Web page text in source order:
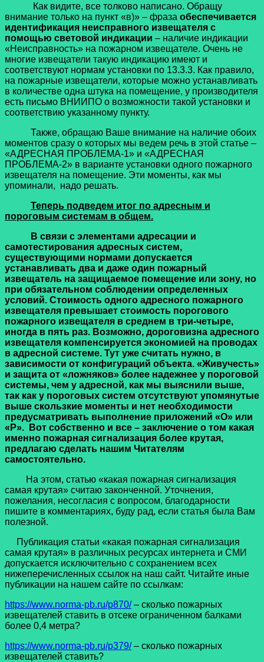
Как видите, все толково написано. Обращу
внимание только на пункт «в)» – фраза обеспечивается
идентификация неисправного извещателя с
помощью световой индикации – наличие индикации
«Неисправность» на пожарном извещателе. Очень не
многие извещатели такую индикацию имеют и
соответствуют нормам установки по 13.3.3. Как правило,
на пожарные извещатели, которые можно устанавливать
в количестве одна штука на помещение, у производителя
есть письмо ВНИИПО о возможности такой установки и
соответствию указанному пункту.
Также, обращаю Ваше внимание на наличие обоих
моментов сразу о которых мы ведем речь в этой статье –
«АДРЕСНАЯ ПРОБЛЕМА-1» и «АДРЕСНАЯ
ПРОБЛЕМА-2» в варианте установки одного пожарного
извещателя на помещение. Эти моменты, как мы
упоминали, надо решать.
Теперь подведем итог по адресным и
пороговым системам в общем.
В связи с элементами адресации и
самотестирования адресных систем,
существующими нормами допускается
устанавливать два и даже один пожарный
извещатель на защищаемое помещение или зону, но
при обязательном соблюдении определенных
условий. Стоимость одного адресного пожарного
извещателя превышает стоимость порогового
пожарного извещателя в среднем в три-четыре,
иногда в пять раз. Возможно, дороговизна адресного
извещателя компенсируется экономией на проводах
в адресной системе. Тут уже считать нужно, в
зависимости от конфигураций объекта. «Живучесть»
и защита от «ложняков» более надежнее у пороговой
системы, чем у адресной, как мы выяснили выше,
так как у пороговых систем отсутствуют упомянутые
выше скользкие моменты и нет необходимости
предусматривать выполнение приложений «О» или
«Р». Вот собственно и все – заключение о том какая
именно пожарная сигнализация более крутая,
предлагаю сделать нашим Читателям
самостоятельно.
На этом, статью «какая пожарная сигнализация
самая крутая» считаю законченной. Уточнения,
пожелания, несогласия с вопросом, благодарности
пишите в комментариях, буду рад, если статья была Вам
полезной.
Публикация статьи «какая пожарная сигнализация
самая крутая» в различных ресурсах интернета и СМИ
допускается исключительно с сохранением всех
нижеперечисленных ссылок на наш сайт. Читайте иные
публикации на нашем сайте по ссылкам:
https://www.norma-pb.ru/p870/– сколько пожарных
извещателей ставить в отсеке ограниченном балками
более 0,4 метра?
https://www.norma-pb.ru/p379/– сколько пожарных
извещателей ставить?